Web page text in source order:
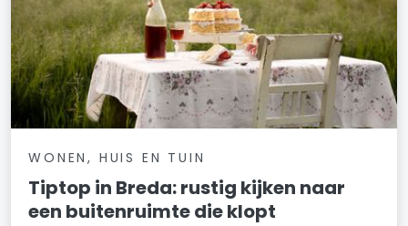
WONEN, HUIS EN TUIN
Tiptop in Breda: rustig kijken naar
een buitenruimte die klopt